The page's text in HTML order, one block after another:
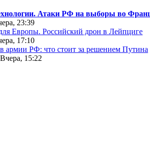
Атаки РФ на выборы во
23:39
Европы. Российский дрон в Лейпциге
17:10
армии РФ: что стоит за решением Путина
15:22